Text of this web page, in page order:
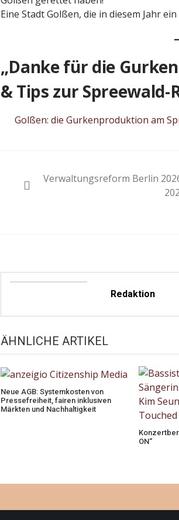
Eine Stadt Golßen, die in diesem Jahr ein
„Danke für die
& Tips zur Spreewald-
Golßen: die Gurkenproduktion am
Verwaltungsreform Berlin
Redaktion
ÄHNLICHE ARTIKEL
Neue AGB: Systemkosten von
Pressefreiheit, fairen inklusiven
Märkten und Nachhaltigkeit
ON“